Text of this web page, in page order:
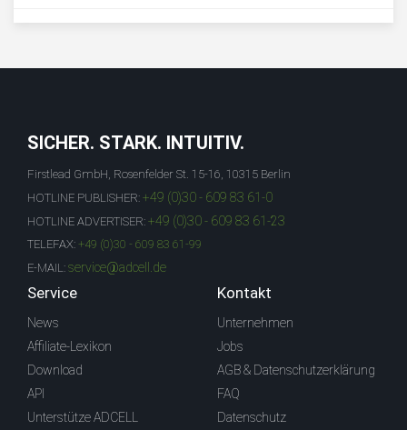
SICHER. STARK. INTUITIV.
Firstlead GmbH, Rosenfelder St. 15-16, 10315 Berlin
HOTLINE PUBLISHER: +49 (0)30 - 609 83 61-0
HOTLINE ADVERTISER: +49 (0)30 - 609 83 61-23
TELEFAX: +49 (0)30 - 609 83 61-99
E-MAIL: service@adcell.de
Service
News
Affiliate-Lexikon
Download
API
Unterstütze ADCELL
Kontakt
Unternehmen
Jobs
AGB & Datenschutzerklärung
FAQ
Datenschutz